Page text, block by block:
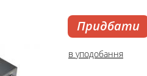
Придбати
в уподобання